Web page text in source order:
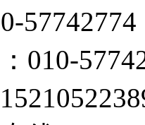
57742774
010-